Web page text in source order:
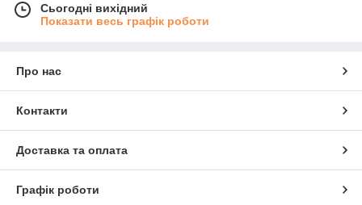
Сьогодні вихідний
Показати весь графік роботи
Про нас
Контакти
Доставка та оплата
Графік роботи